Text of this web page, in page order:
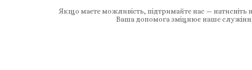
Якщо маєте можливість, підтримайте нас — натисніть
Ваша допомога зміцнює наше